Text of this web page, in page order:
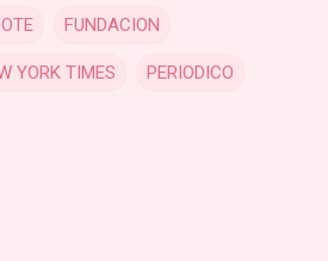
FUNDACION
YORK TIMES PERIODICO